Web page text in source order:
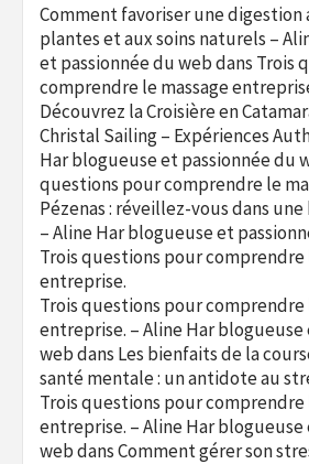
Comment favoriser une digestion
plantes et aux soins naturels –
et passionnée du webdans Trois
comprendre le massage
Découvrez la Croisière en
Christal Sailing – Expériences
Har blogueuse et passionnée du
questions pour comprendre le
Pézenas : réveillez-vous dans
– Aline Har blogueuse et
Trois questions pour comprendre
entreprise.
Trois questions pour comprendre
entreprise. – Aline Har blogueuse
webdans Les bienfaits de la
santé mentale : un antidote au
Trois questions pour comprendre
entreprise. – Aline Har blogueuse
webdansComment gérer son